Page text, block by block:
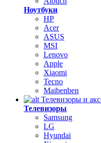
Ноутбуки
HP
Acer
ASUS
MSI
Lenovo
Apple
Xiaomi
Tecno
Maibenben
Телевизоры и
Телевизоры
Samsung
LG
Hyundai